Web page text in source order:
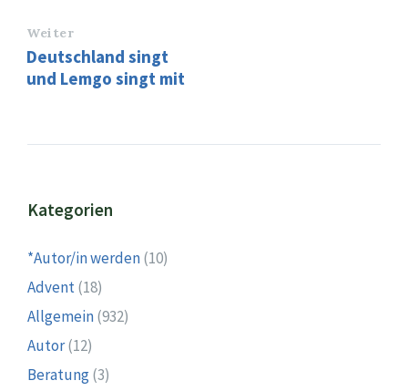
Weiter
Deutschland singt
und Lemgo singt mit
Kategorien
*Autor/in werden(10)
Advent(18)
Allgemein(932)
Autor(12)
Beratung(3)